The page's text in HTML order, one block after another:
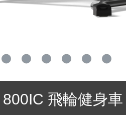
飛輪健身車